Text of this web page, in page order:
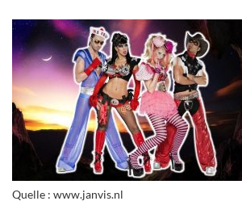
Quelle : www.janvis.nl